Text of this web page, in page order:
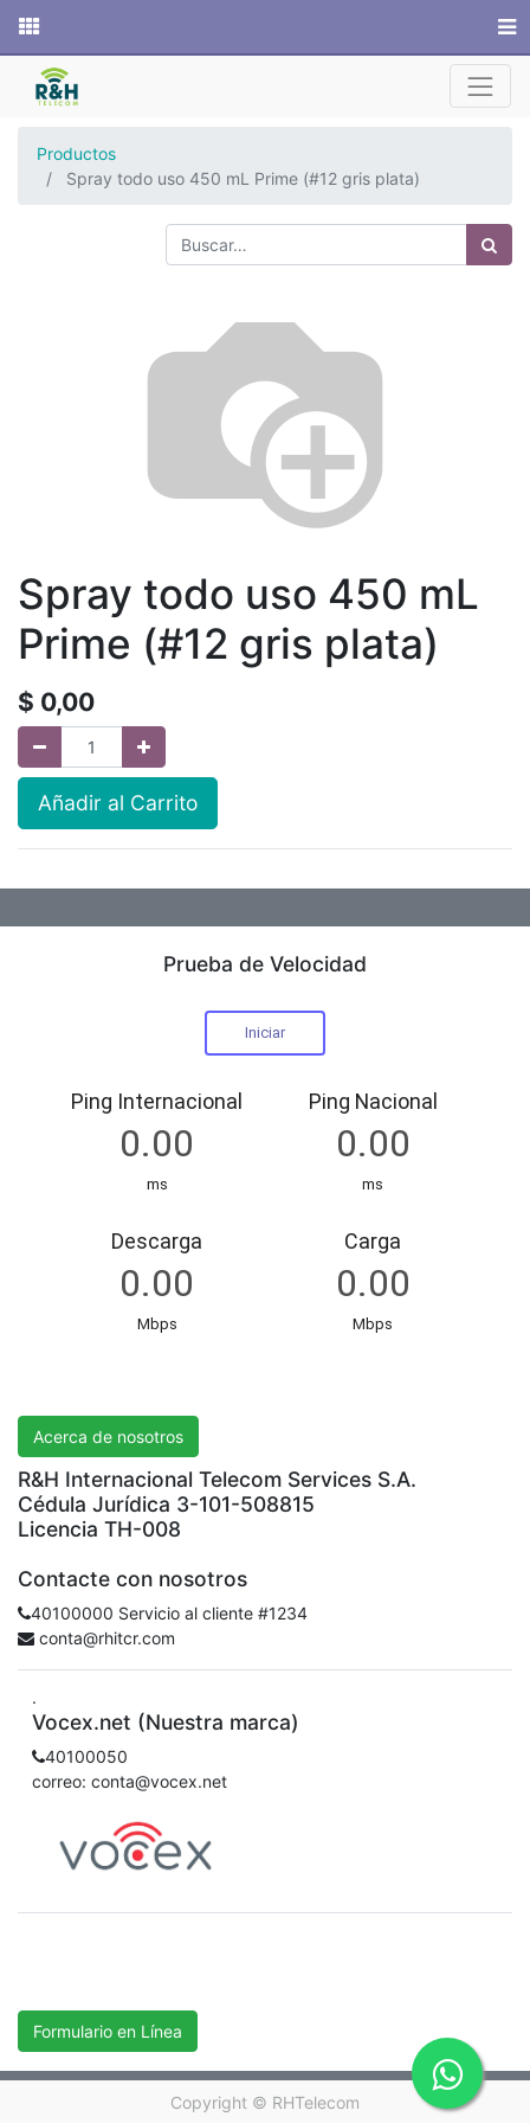
Productos
Spray todo uso 450 mL Prime (#12 gris plata)
Spray todo uso 450 mL
Prime (#12 gris plata)
$ 0,00
Añadir al Carrito
Prueba de Velocidad
Acerca de nosotros
R&H Internacional Telecom Services S.A.
Cédula Jurídica 3-101-508815
Licencia TH-008
Contacte con nosotros
40100000 Servicio al cliente #1234
conta@rhitcr.com
.
Vocex.net (Nuestra marca)
40100050
correo: conta@vocex.net
Formulario en Línea
Copyright © RHTelecom